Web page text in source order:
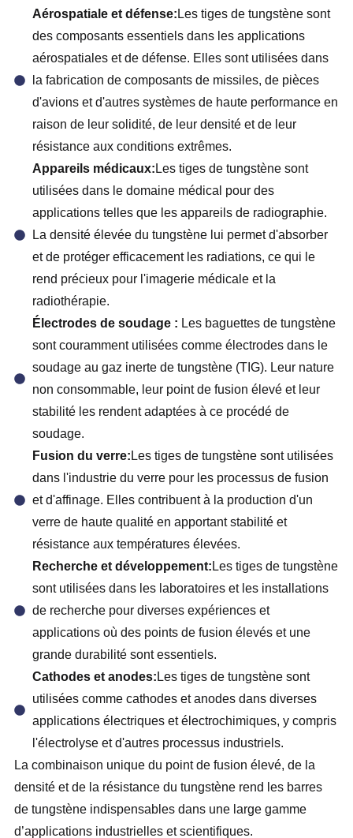
Aérospatiale et défense: Les tiges de tungstène sont
des composants essentiels dans les applications
aérospatiales et de défense. Elles sont utilisées dans
la fabrication de composants de missiles, de pièces
d'avions et d'autres systèmes de haute performance en
raison de leur solidité, de leur densité et de leur
résistance aux conditions extrêmes.
Appareils médicaux: Les tiges de tungstène sont
utilisées dans le domaine médical pour des
applications telles que les appareils de radiographie.
La densité élevée du tungstène lui permet d'absorber
et de protéger efficacement les radiations, ce qui le
rend précieux pour l'imagerie médicale et la
radiothérapie.
Électrodes de soudage : Les baguettes de tungstène
sont couramment utilisées comme électrodes dans le
soudage au gaz inerte de tungstène (TIG). Leur nature
non consommable, leur point de fusion élevé et leur
stabilité les rendent adaptées à ce procédé de
soudage.
Fusion du verre: Les tiges de tungstène sont utilisées
dans l'industrie du verre pour les processus de fusion
et d'affinage. Elles contribuent à la production d'un
verre de haute qualité en apportant stabilité et
résistance aux températures élevées.
Recherche et développement: Les tiges de tungstène
sont utilisées dans les laboratoires et les installations
de recherche pour diverses expériences et
applications où des points de fusion élevés et une
grande durabilité sont essentiels.
Cathodes et anodes: Les tiges de tungstène sont
utilisées comme cathodes et anodes dans diverses
applications électriques et électrochimiques, y compris
l'électrolyse et d'autres processus industriels.
La combinaison unique du point de fusion élevé, de la
densité et de la résistance du tungstène rend les barres
de tungstène indispensables dans une large gamme
d’applications industrielles et scientifiques.